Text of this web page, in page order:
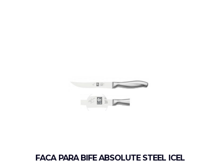
FACA PARA BIFE ABSOLUTE STEEL ICEL